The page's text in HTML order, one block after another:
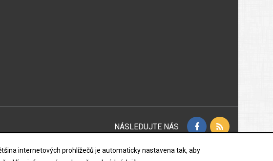
internetových prohlížečů je automaticky nastavena tak, aby
NÁSLEDUJTE NÁS